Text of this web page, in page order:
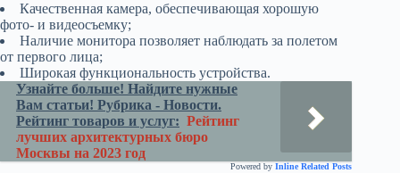
Качественная камера, обеспечивающая хорошую
фото- и видеосъемку;
Наличие монитора позволяет наблюдать за полетом
от первого лица;
Широкая функциональность устройства.
Узнайте больше! Найдите нужные
Вам статьи! Рубрика - Новости.
Рейтинг товаров и услуг: Рейтинг
лучших архитектурных бюро
Москвы на 2023 год
Powered by Inline Related Posts